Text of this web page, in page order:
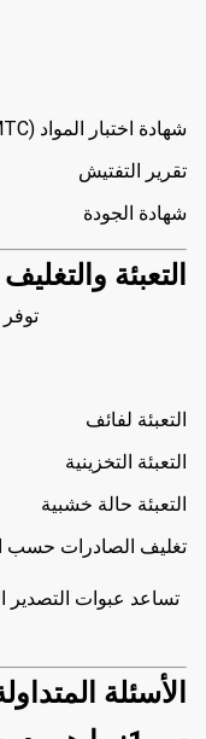
شهادة اختبار المواد (MTC)
تقرير التفتيش
شهادة الجودة
التعبئة
توفر Topone حلول تغليف مرنة للنقل الدولي.
التعبئة لفائف
التعبئة التخزينية
التعبئة حالة خشبية
تغليف الصادرات حسب
تساعد عبوات التصدير
الأسئلة